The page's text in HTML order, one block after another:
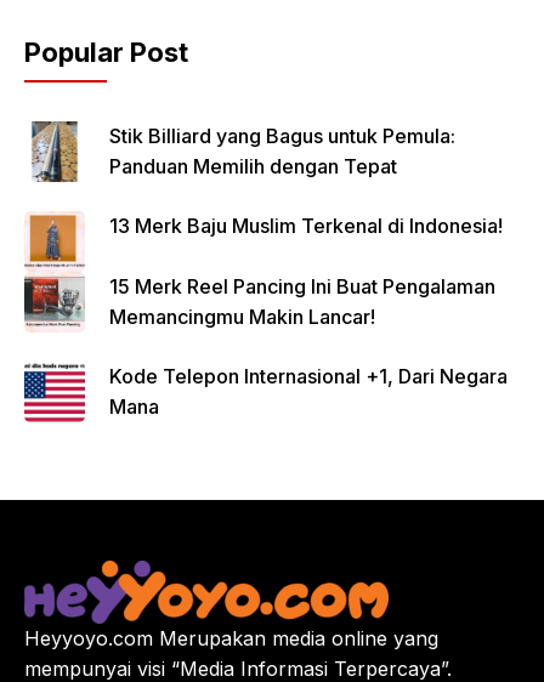
Popular Post
Stik Billiard yang Bagus untuk Pemula:
Panduan Memilih dengan Tepat
13 Merk Baju Muslim Terkenal di Indonesia!
15 Merk Reel Pancing Ini Buat Pengalaman
Memancingmu Makin Lancar!
Kode Telepon Internasional +1, Dari Negara
Mana
Heyyoyo.com Merupakan media online yang
mempunyai visi “Media Informasi Terpercaya”.